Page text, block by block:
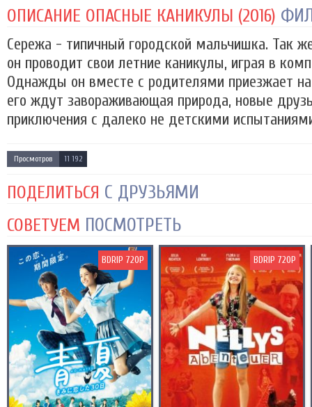
ОПИСАНИЕ ОПАСНЫЕ КАНИКУЛЫ (2016)
Сережа - типичный городской мальчишка. Так
он проводит свои летние каникулы, играя в
Однажды он вместе с родителями приезжает
его ждут завораживающая природа, новые
приключения с далеко не детскими
Просмотров 11 192
ПОДЕЛИТЬСЯ С ДРУЗЬЯМИ
СОВЕТУЕМ ПОСМОТРЕТЬ
BDRIP 720P BDRIP 720P